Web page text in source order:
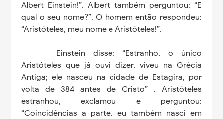
Albert Einstein!”. Albert também perguntou: “E
qual o seu nome?”. O homem então respondeu:
“Aristóteles, meu nome é Aristóteles!”.
Einstein disse: “Estranho, o único
Aristóteles que já ouvi dizer, viveu na Grécia
Antiga; ele nasceu na cidade de Estagira, por
volta de 384 antes de Cristo” . Aristóteles
estranhou, exclamou e perguntou:
“Coincidências a parte, eu também nasci em